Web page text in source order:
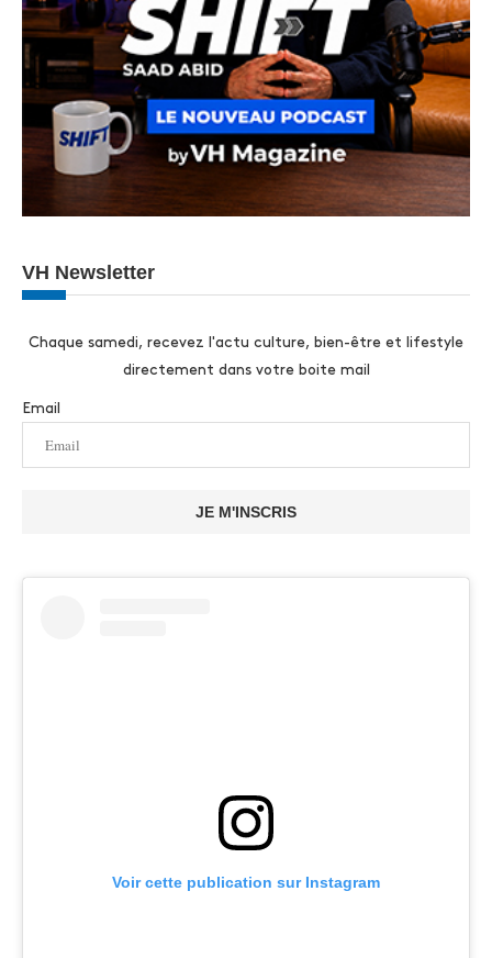
VH Newsletter
Chaque samedi, recevez l'actu culture, bien-être et lifestyle
directement dans votre boite mail
Email
JE M'INSCRIS
Voir cette publication sur Instagram